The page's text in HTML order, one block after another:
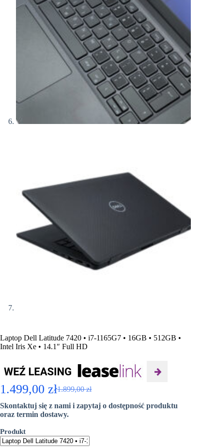
Laptop Dell Latitude 7420 • i7-1165G7 • 16GB • 512GB •
Intel Iris Xe • 14.1″ Full HD
1.899,00zł
Pierwotna
cena
1.899,00 zł.
1.499,00 zł
Aktualna
cena
1.499,00 zł.
Skontaktuj się z nami i zapytaj o dostępność produktu
oraz termin dostawy.
Produkt